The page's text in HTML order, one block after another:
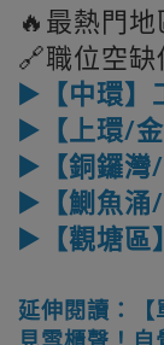
🔥最熱門
🔗職位空
▶️【中環】
▶️【上環/
▶️【銅鑼灣
▶️【鰂魚涌
▶️【觀塘區
延伸閱讀：